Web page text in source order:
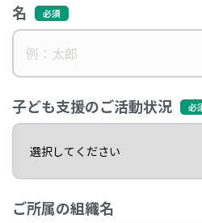
名
子ども支援のご活動状況
ご所属の組織名